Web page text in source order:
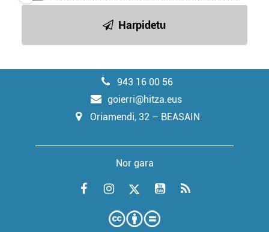
Harpidetu
943 16 00 56
goierri@hitza.eus
Oriamendi, 32 – BEASAIN
Nor gara